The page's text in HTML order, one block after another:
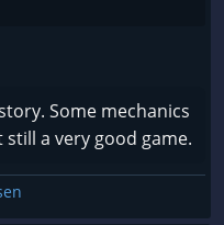
im Prinzip aus
ausprobieren,
auch Bomben und
sich jedoch
sharedfiles/filedetails/?
Some mechanics
a very good game.